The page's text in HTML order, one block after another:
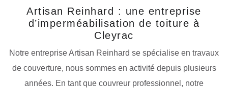
Artisan Reinhard : une entreprise
d’imperméabilisation de toiture à
Cleyrac
Notre entreprise Artisan Reinhard se spécialise en travaux
de couverture, nous sommes en activité depuis plusieurs
années. En tant que couvreur professionnel, notre